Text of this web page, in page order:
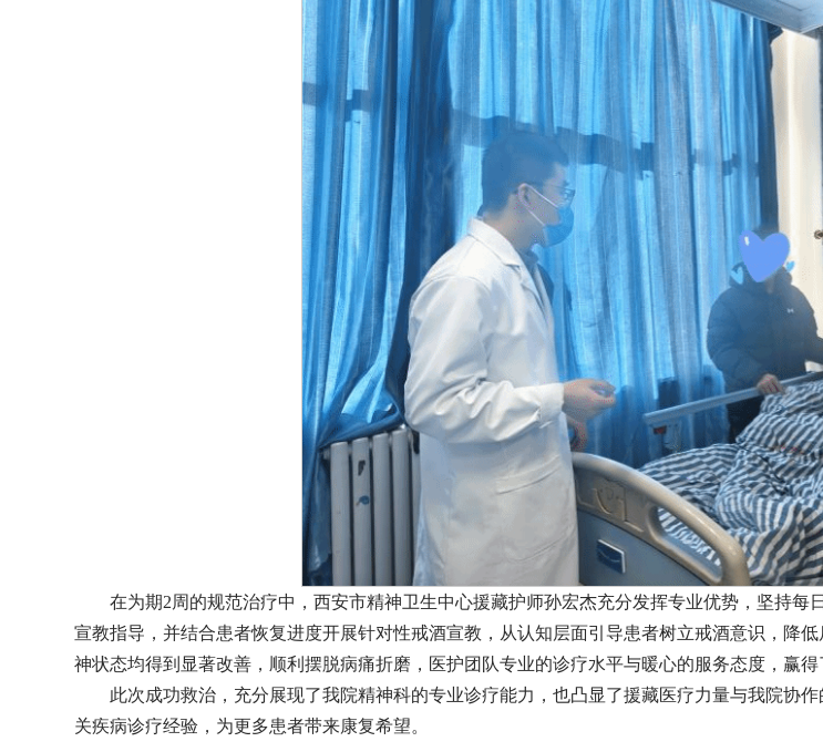
在为期2周的规范治疗中，西安市精神卫生中心援藏护师孙宏杰充分发挥专业优势，坚持
宣教指导，并结合患者恢复进度开展针对性戒酒宣教，从认知层面引导患者树立戒酒意识，降
神状态均得到显著改善，顺利摆脱病痛折磨，医护团队专业的诊疗水平与暖心的服务态度，赢得
此次成功救治，充分展现了我院精神科的专业诊疗能力，也凸显了援藏医疗力量与我院协
关疾病诊疗经验，为更多患者带来康复希望。